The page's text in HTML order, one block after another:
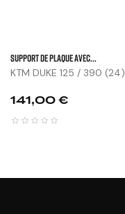
SUPPORT DE PLAQUE AVEC...
KTM DUKE 125 / 390 (24)
Prix
141,00 €